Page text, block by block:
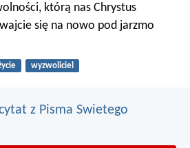
którą nas Chrystus
się na nowo pod jarzmo
wyzwoliciel
z Pisma Swietego